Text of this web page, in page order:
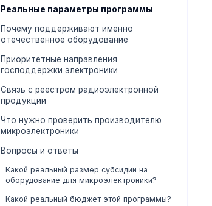
Реальные параметры программы
Почему поддерживают именно
отечественное оборудование
Приоритетные направления
господдержки электроники
Связь с реестром радиоэлектронной
продукции
Что нужно проверить производителю
микроэлектроники
Вопросы и ответы
Какой реальный размер субсидии на
оборудование для микроэлектроники?
Какой реальный бюджет этой программы?